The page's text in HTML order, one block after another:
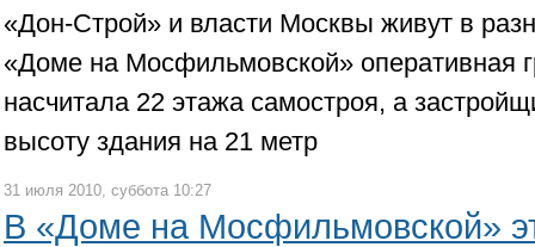
«Дон-Строй» и власти Москвы живут в
«Доме на Мосфильмовской» оперативная
насчитала 22 этажа самостроя, а
высоту здания на 21 метр
31 июля 2010, суббота 10:27
В «Доме на Мосфильмовской»